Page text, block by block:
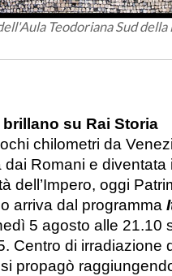
Teodoriana Sud
su Rai Storia
chilometri da
dai Romani e diventata
dell’Impero, oggi
arriva dal programma
5 agosto alle 21.10
Centro di irradiazione
propagò